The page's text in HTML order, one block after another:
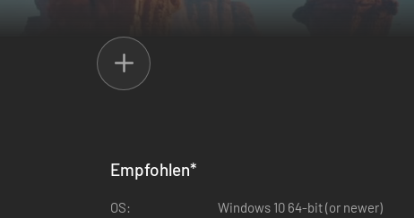
Empfohlen*
OS:
Windows 10 64-bit (or newer)